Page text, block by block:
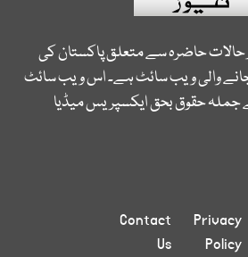
حالات حاضرہ سے متعلق پاکستان کی
والی ویب سائٹ ہے۔ اس ویب سائٹ
جملہ حقوق بحق ایکسپریس میڈیا
Privacy
Policy
Contact
Us